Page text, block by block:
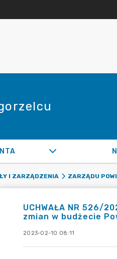
I ZARZĄDZENIA ZARZĄDU
UCHWAŁA NR 526/
zmian w budżecie
2023-02-10 08:11